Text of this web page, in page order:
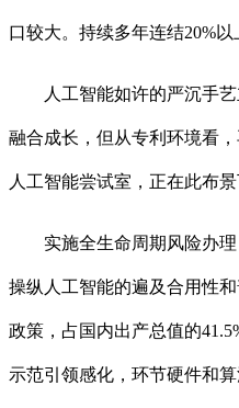
口较大。持续多年连结20%以
人工智能如许的严沉手艺
融合成长，但从专利环境看
人工智能尝试室，正在此布景
实施全生命周期风险办理
操纵人工智能的遍及合用性
政策，占国内出产总值的
示范引领感化，环节硬件和